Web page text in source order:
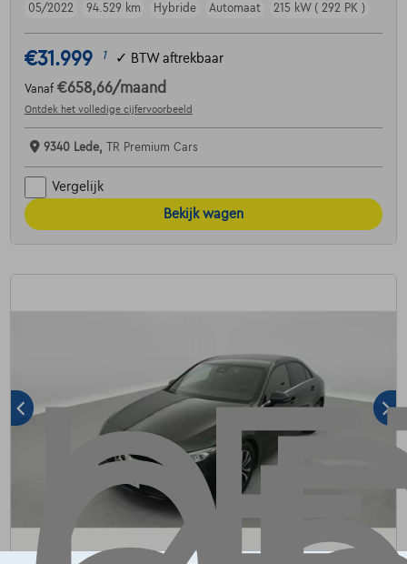
05/2022
94.529 km Hybride Automaat 215 kW ( 292 PK )
€31.999 1 ✓ BTW aftrekbaar
Vanaf €658,66/maand
Ontdek het volledige cijfervoorbeeld
9340 Lede, TR Premium Cars
Vergelijk
Bekijk wagen